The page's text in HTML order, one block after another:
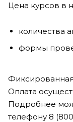
Цена курсов в
количества
формы
Оплата
Подробнее
телефону 8